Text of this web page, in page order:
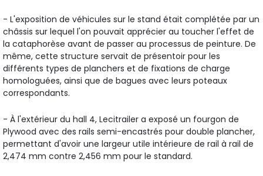
- L'exposition de véhicules sur le stand était complétée par un
châssis sur lequel l'on pouvait apprécier au toucher l'effet de
la cataphorèse avant de passer au processus de peinture. De
même, cette structure servait de présentoir pour les
différents types de planchers et de fixations de charge
homologuées, ainsi que de bagues avec leurs poteaux
correspondants.
- À l'extérieur du hall 4, Lecitrailer a exposé un fourgon de
Plywood avec des rails semi-encastrés pour double plancher,
permettant d'avoir une largeur utile intérieure de rail à rail de
2,474 mm contre 2,456 mm pour le standard.